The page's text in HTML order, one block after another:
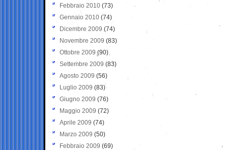
Febbraio 2010 (73)
Gennaio 2010 (74)
Dicembre 2009 (74)
Novembre 2009 (83)
Ottobre 2009 (90)
Settembre 2009 (83)
Agosto 2009 (56)
Luglio 2009 (83)
Giugno 2009 (76)
Maggio 2009 (72)
Aprile 2009 (74)
Marzo 2009 (50)
Febbraio 2009 (69)